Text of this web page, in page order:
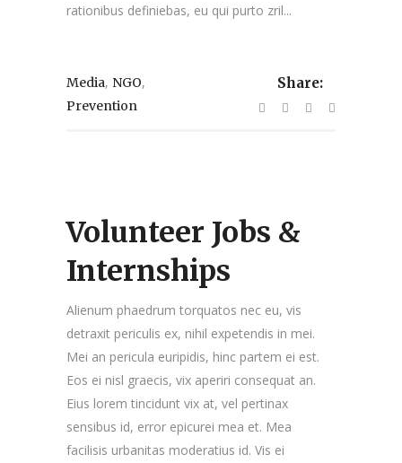
rationibus definiebas, eu qui purto zril...
Media, NGO,
Prevention
Share:
Volunteer Jobs &
Internships
Alienum phaedrum torquatos nec eu, vis
detraxit periculis ex, nihil expetendis in mei.
Mei an pericula euripidis, hinc partem ei est.
Eos ei nisl graecis, vix aperiri consequat an.
Eius lorem tincidunt vix at, vel pertinax
sensibus id, error epicurei mea et. Mea
facilisis urbanitas moderatius id. Vis ei